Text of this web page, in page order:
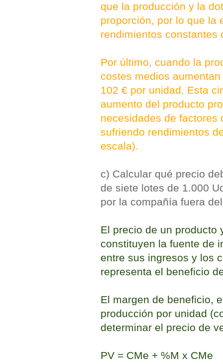
que la producción y la
proporción, por lo que la
rendimientos constantes
Por último, cuando la
costes medios
102 € por unidad. Esta
aumento del producto
necesidades de factores
sufriendo rendimientos
escala).
c) Calcular qué precio
de siete lotes de 1.000
por la compañía fuera
El precio de un producto
constituyen la fuente de
entre sus ingresos y los
representa el beneficio
El margen de beneficio,
producción por unidad
determinar el precio de
PV = CMe + %M x CMe